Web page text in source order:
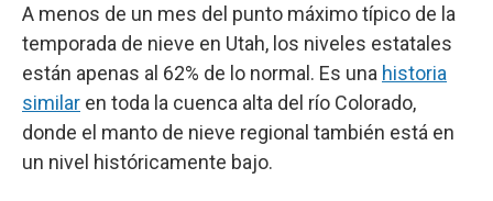
A menos de un mes del punto máximo típico de la
temporada de nieve en Utah, los niveles estatales
están apenas al 62% de lo normal. Es una historia
similar en toda la cuenca alta del río Colorado,
donde el manto de nieve regional también está en
un nivel históricamente bajo.